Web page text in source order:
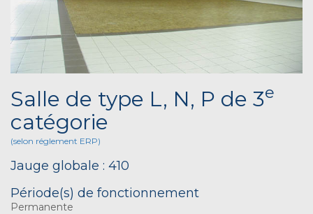
Salle de type L, N, P de 3e
catégorie
(selon réglement ERP)
Jauge globale : 410
Période(s) de fonctionnement
Permanente